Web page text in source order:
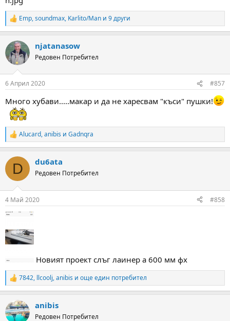
R
e
c
t
i
s
Emp,soundmax, Karlito/Man и 9 други
njatanasow
Редовен Потребител
6 Април 2020 #857
Много хубави.....макар и да не харесвам "къси" пушки!
R
e
c
i
s
:
Alucard,anibis и Gadnqra
D du6ata
Редовен Потребител
4 Май 2020 #858
Новият проект слъг лаинер а 600 мм фх
R
e
c
t
7842, llcoolj,anibis и още един потребител
anibis
Редовен Потребител